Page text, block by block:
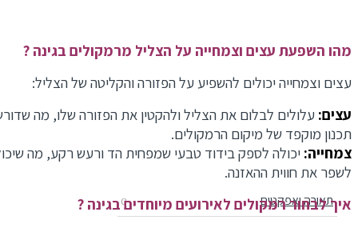
תאורה ואפקטים
מהו השפעת עצים וצמחייה על הצליל מרמקולים בגינה ?
עצים וצמחייה יכולים להשפיע על הפזורה והקליטה של הצליל:
עצים:עלולים לבלום את הצליל ולהקטין את הפזורה שלו, מה שדורש
תכנון מוקפד של מיקום הרמקולים.
צמחייה:יכולה לספק בידוד טבעי שמפחית הד ורעש רקע, מה שיכול
לשפר את חווית ההאזנה.
איך לבחור רמקולים לאירועים מיוחדים בגינה ?